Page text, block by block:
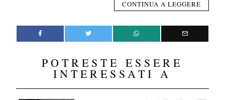
CONTINUA A LEGGERE
POTRESTE ESSERE
INTERESSATI A